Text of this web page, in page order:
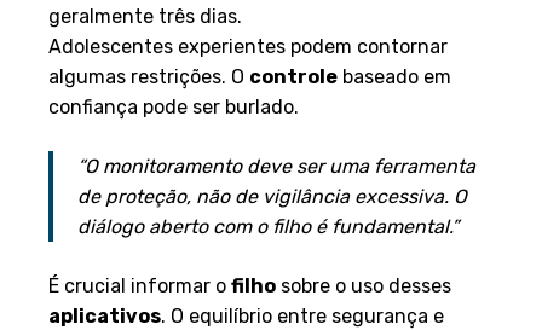
geralmente três dias.
Adolescentes experientes podem contornar
algumas restrições. O controle baseado em
confiança pode ser burlado.
“O monitoramento deve ser uma ferramenta
de proteção, não de vigilância excessiva. O
diálogo aberto com o filho é fundamental.”
É crucial informar o filho sobre o uso desses
aplicativos. O equilíbrio entre segurança e